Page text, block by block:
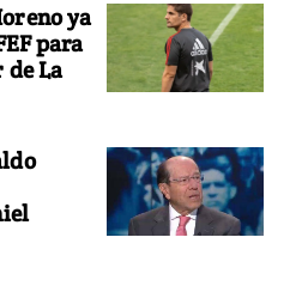
ya
para
La